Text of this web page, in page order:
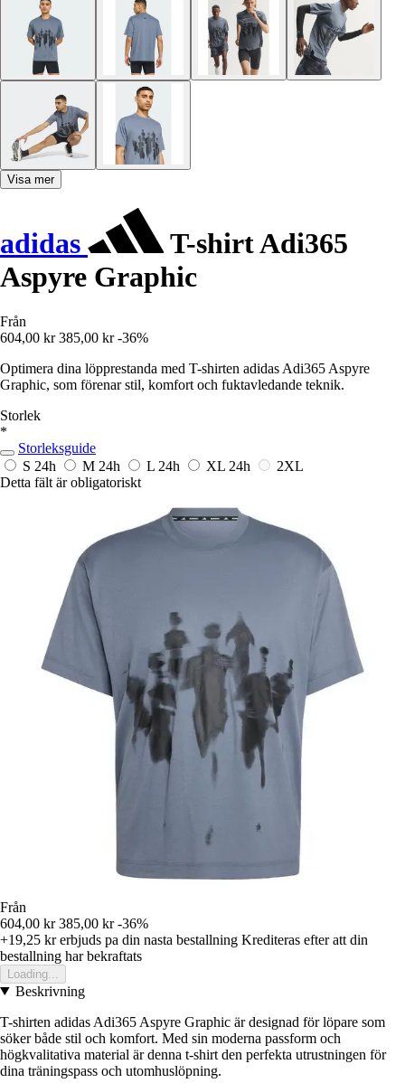
Visa mer
adidas
T-shirt Adi365
Aspyre Graphic
Från
604,00 kr 385,00 kr -36%
Optimera dina löpprestanda med T-shirten adidas Adi365 Aspyre
Graphic, som förenar stil, komfort och fuktavledande teknik.
Storlek
*
Storleksguide
S 24h M 24h L 24h XL 24h
2XL
Detta fält är obligatoriskt
Från
604,00 kr 385,00 kr -36%
+19,25 krerbjuds pa din nasta bestallning Krediteras efter att din
bestallning har bekraftats
Loading...
Beskrivning
T-shirten adidas Adi365 Aspyre Graphic är designad för löpare som
söker både stil och komfort. Med sin moderna passform och
högkvalitativa material är denna t-shirt den perfekta utrustningen för
dina träningspass och utomhuslöpning.